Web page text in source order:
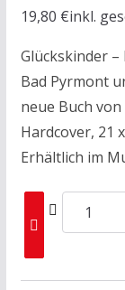
19,80 €inkl.
Glückskinder –
Bad Pyrmont
neue Buch
Hardcover, 21
Erhältlich im
Christa
Langer-
-